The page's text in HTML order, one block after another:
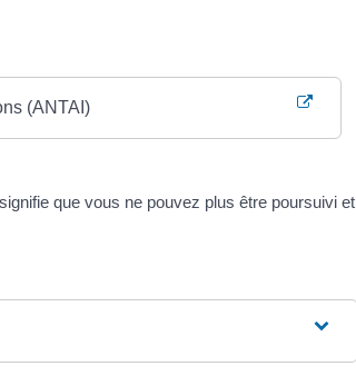
(ANTAI)
que vous ne pouvez plus être poursuivi et